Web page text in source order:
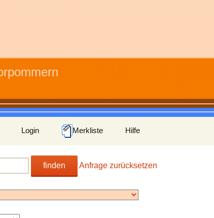
Login Merkliste Hilfe
finden Anfrage zurücksetzen